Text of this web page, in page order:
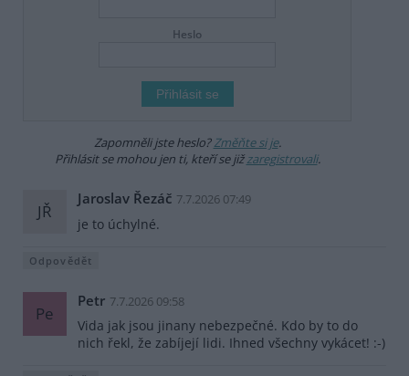
Heslo
Zapomněli jste heslo?Změňte si je.
Přihlásit se mohou jen ti, kteří se jižzaregistrovali.
JŘ
Jaroslav Řezáč 7.7.2026 07:49
je to úchylné.
Odpovědět
Pe
Petr 7.7.2026 09:58
Vida jak jsou jinany nebezpečné. Kdo by to do
nich řekl, že zabíjejí lidi. Ihned všechny vykácet! :-)